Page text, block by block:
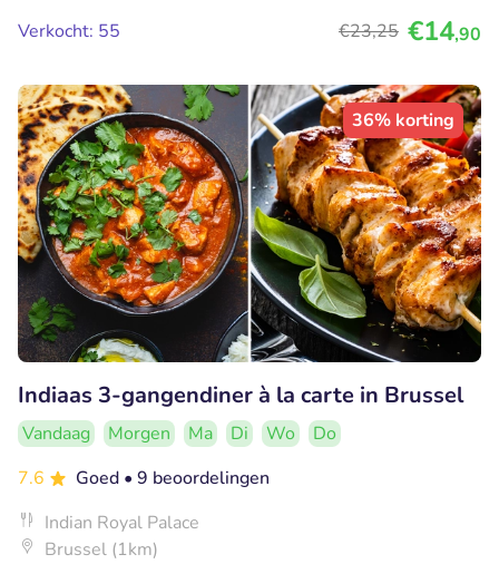
Verkocht: 55
€23,25 €14,90
36% korting
Indiaas 3-gangendiner à la carte in Brussel
Vandaag Morgen Ma Di Wo
Do
7.6
Goed • 9 beoordelingen
Indian Royal Palace
Brussel (1km)